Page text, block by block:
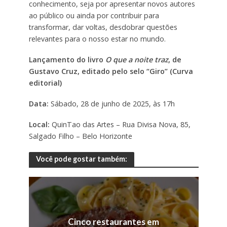
conhecimento, seja por apresentar novos autores
ao público ou ainda por contribuir para
transformar, dar voltas, desdobrar questões
relevantes para o nosso estar no mundo.
Lançamento do livro O que a noite traz, de
Gustavo Cruz, editado pelo selo “Giro” (Curva
editorial)
Data: Sábado, 28 de junho de 2025, às 17h
Local: QuinTao das Artes – Rua Divisa Nova, 85,
Salgado Filho – Belo Horizonte
Você pode gostar também:
Cinco restaurantes em